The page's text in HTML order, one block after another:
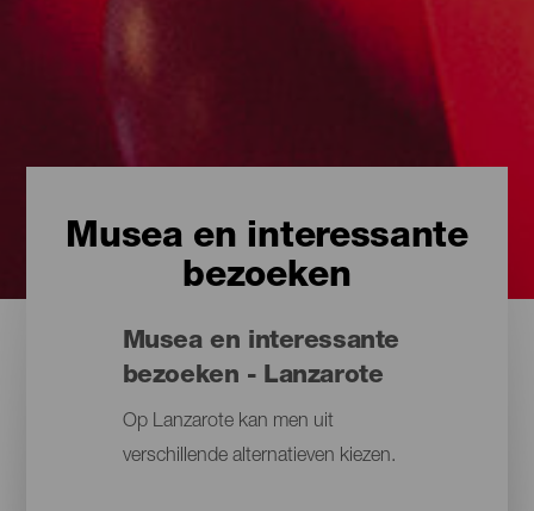
Musea en interessante
bezoeken
Musea en interessante
bezoeken - Lanzarote
Op Lanzarote kan men uit
verschillende alternatieven kiezen.